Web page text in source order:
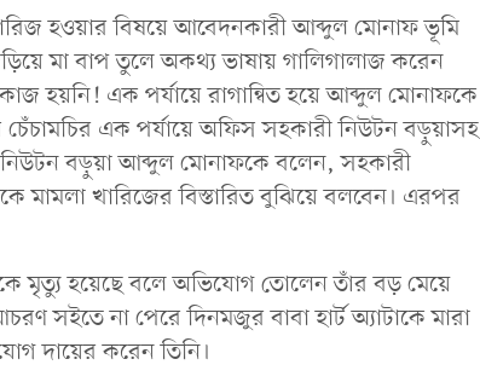
হওয়ার বিষয়ে আবেদনকারী আব্দুল মোনাফ ভূমি
মা বাপ তুলে অকথ্য ভাষায় গালিগালাজ করেন
হয়নি! এক পর্যায়ে রাগান্বিত হয়ে আব্দুল মোনাফকে
এক পর্যায়ে অফিস সহকারী নিউটন বড়ুয়াসহ
নিউটন বড়ুয়া আব্দুল মোনাফকে বলেন, সহকারী
খারিজের বিস্তারিত বুঝিয়ে বলবেন। এরপর
মৃত্যু হয়েছে বলে অভিযোগ তোলেন তাঁর বড় মেয়ে
সইতে না পেরে দিনমজুর বাবা হার্ট অ্যাটাকে মারা
দায়ের করেন তিনি।